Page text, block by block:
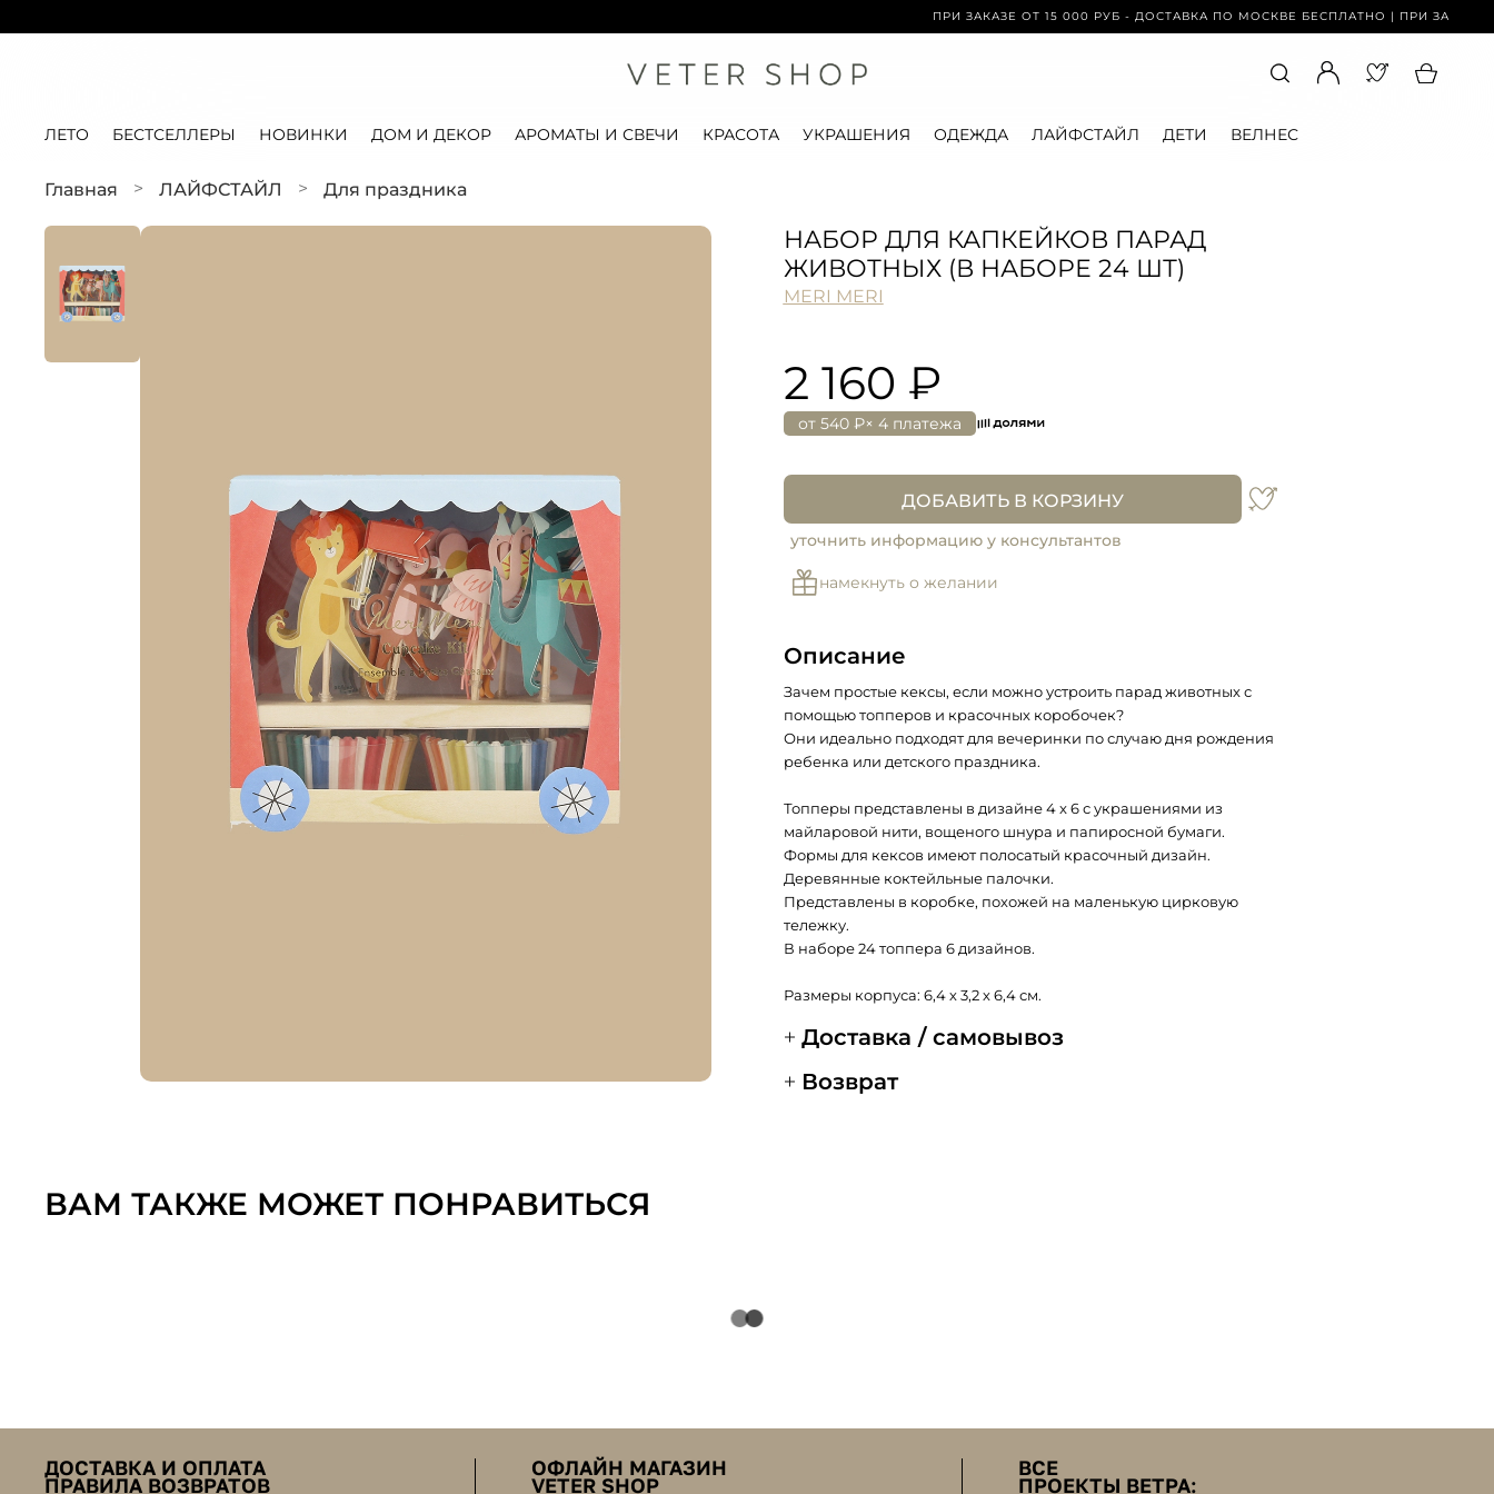
ПРИ ЗАКАЗЕ ОТ 15 000 РУБ - ДОСТАВКА ПО МОСКВЕ БЕСПЛАТНО | ПРИ ЗАКАЗЕ ОТ
ЛЕТО БЕСТСЕЛЛЕРЫ НОВИНКИ ДОМ И ДЕКОР АРОМАТЫ И СВЕЧИ КРАСОТА УКРАШЕНИЯ ОДЕЖДА ЛАЙФСТАЙЛ ДЕТИ ВЕЛНЕС
Главная ЛАЙФСТАЙЛ Для праздника
НАБОР ДЛЯ КАПКЕЙКОВ ПАРАД
ЖИВОТНЫХ (В НАБОРЕ 24 ШТ)
MERI MERI
2 160 ₽
от 540 ₽× 4 платежа
ДОБАВИТЬ В КОРЗИНУ
уточнить информацию у консультантов
намекнуть о желании
Описание
Зачем простые кексы, если можно устроить парад животных с
помощью топперов и красочных коробочек?
Они идеально подходят для вечеринки по случаю дня рождения
ребенка или детского праздника.
Топперы представлены в дизайне 4 x 6 с украшениями из
майларовой нити, вощеного шнура и папиросной бумаги.
Формы для кексов имеют полосатый красочный дизайн.
Деревянные коктейльные палочки.
Представлены в коробке, похожей на маленькую цирковую
тележку.
В наборе 24 топпера 6 дизайнов.
Размеры корпуса: 6,4 х 3,2 х 6,4 см.
Доставка / самовывоз
Возврат
ВАМ ТАКЖЕ МОЖЕТ ПОНРАВИТЬСЯ
ДОСТАВКА И ОПЛАТА
ПРАВИЛА ВОЗВРАТОВ
ОФЛАЙН МАГАЗИН
VETER SHOP
ВСЕ
ПРОЕКТЫ ВЕТРА: